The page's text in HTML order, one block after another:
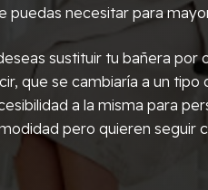
puedas necesitar para
sustituir tu bañera por
que se cambiaría a un
a la misma para
pero quieren seguir